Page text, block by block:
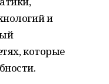
и
которые